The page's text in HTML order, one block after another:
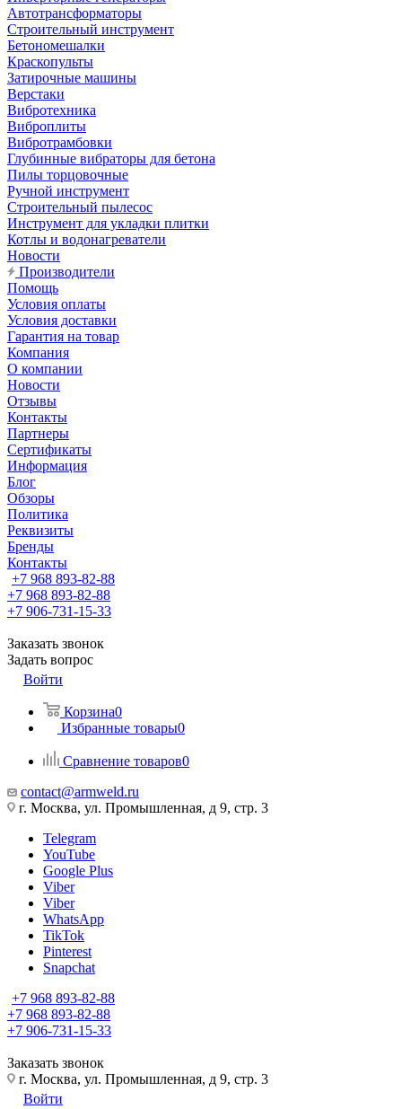
Автотрансформаторы
Строительный инструмент
Бетономешалки
Краскопульты
Затирочные машины
Верстаки
Вибротехника
Виброплиты
Вибротрамбовки
Глубинные вибраторы для бетона
Пилы торцовочные
Ручной инструмент
Строительный пылесос
Инструмент для укладки плитки
Котлы и водонагреватели
Новости
Производители
Помощь
Условия оплаты
Условия доставки
Гарантия на товар
Компания
О компании
Новости
Отзывы
Контакты
Партнеры
Сертификаты
Информация
Блог
Обзоры
Политика
Реквизиты
Бренды
Контакты
+7 968 893-82-88
+7 968 893-82-88
+7 906-731-15-33
Заказать звонок
Задать вопрос
Войти
Корзина0
Избранные товары0
Сравнение товаров0
contact@armweld.ru
г. Москва, ул. Промышленная, д 9, стр. 3
Telegram
YouTube
Google Plus
Viber
Viber
WhatsApp
TikTok
Pinterest
Snapchat
+7 968 893-82-88
+7 968 893-82-88
+7 906-731-15-33
Заказать звонок
г. Москва, ул. Промышленная, д 9, стр. 3
Войти